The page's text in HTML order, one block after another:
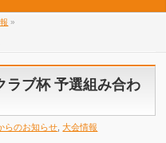
»
ラブ杯 予選組み合わ
らのお知らせ ,大会情報